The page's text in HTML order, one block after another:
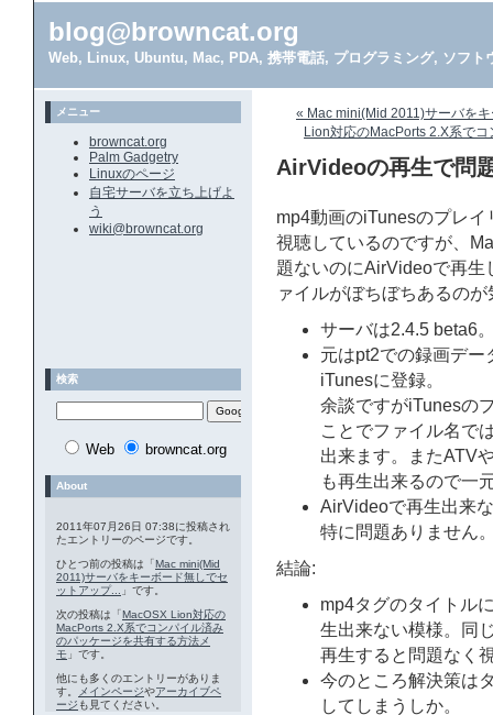
blog@browncat.org
Web, Linux, Ubuntu, Mac, PDA, 携帯電話, プログラミング, ソフト
« Mac mini(Mid 2011)サーバを
Lion対応のMacPorts 2.X系で
AirVideoの再生で問
mp4動画のiTunesのプレ
視聴しているのですが、
題ないのにAirVideoで再生
ァイルがぼちぼちあるの
サーバは2.4.5 beta6
元はpt2での録画デ
iTunesに登録。
余談ですがiTunesの
ことでファイル名で
出来ます。またATV
も再生出来るので一
AirVideoで再生出来
特に問題ありません
結論:
mp4タグのタイトル
生出来ない模様。同
再生すると問題なく
今のところ解決策は
してしまうしか。
メニュー
browncat.org
Palm Gadgetry
Linuxのページ
自宅サーバを立ち上げよ
う
wiki@browncat.org
検索
Web browncat.org
About
2011年07月26日 07:38に投稿され
たエントリーのページです。
ひとつ前の投稿は「Mac mini(Mid
2011)サーバをキーボード無しでセ
ットアップ...
」です。
次の投稿は「MacOSX Lion対応の
MacPorts 2.X系でコンパイル済み
のパッケージを共有する方法メ
モ 」です。
他にも多くのエントリーがありま
す。
メインページやアーカイブペ
ージ も見てください。